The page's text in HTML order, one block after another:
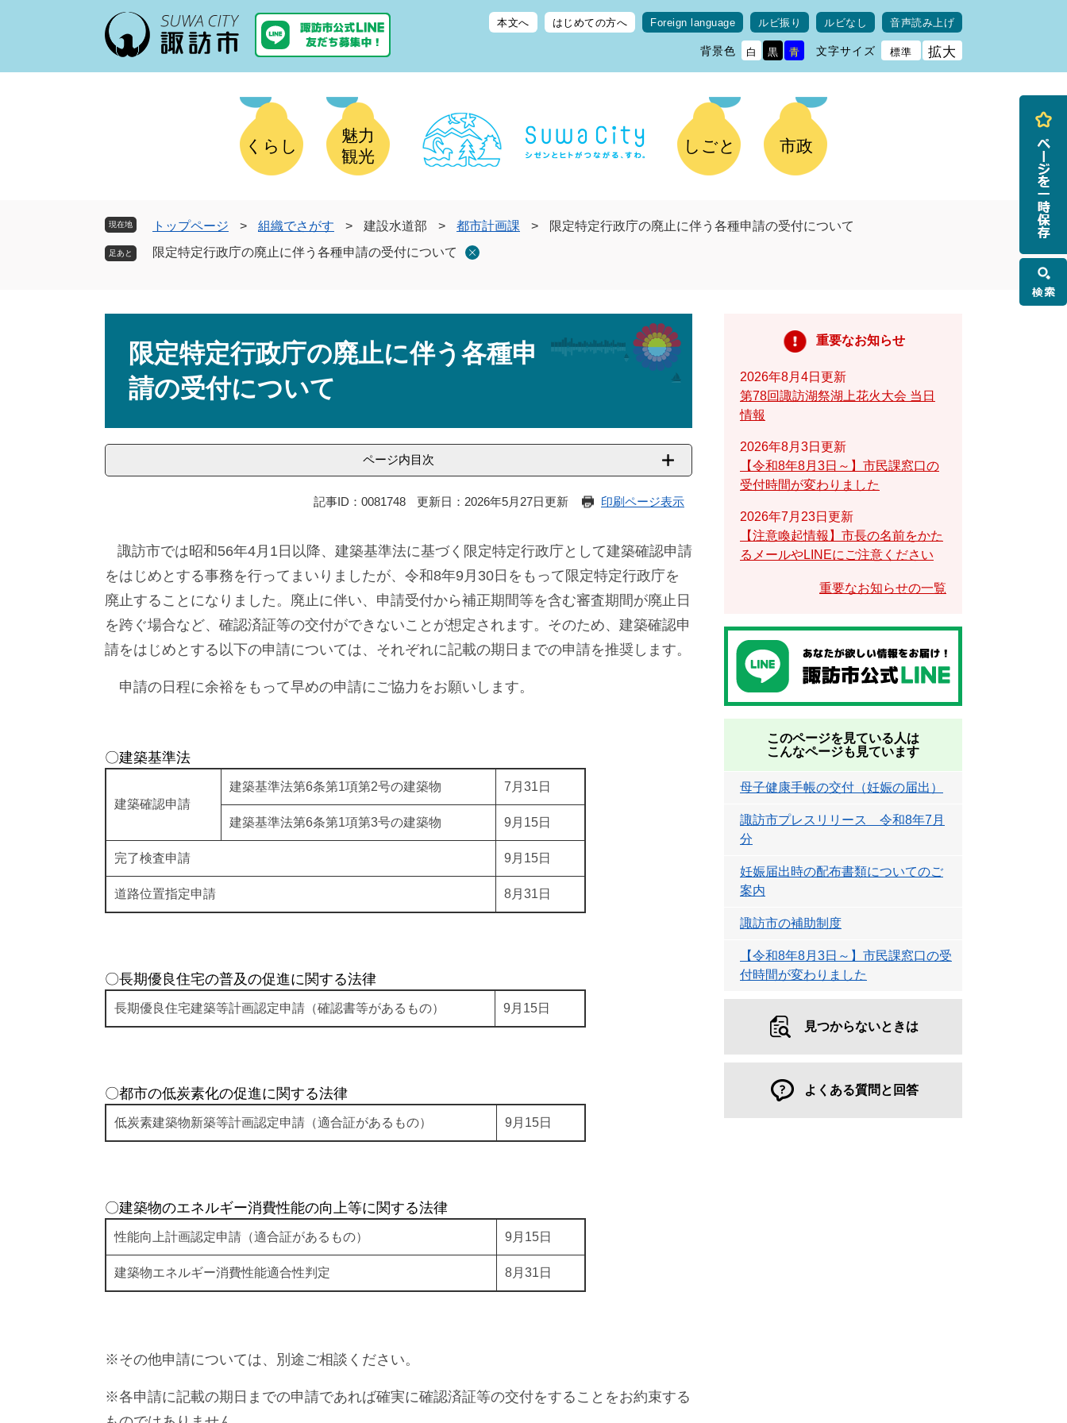
本文へ はじめての方へ Foreign language ルビ振り ルビなし 音声読み上げ
背景色 白 黒 青 文字サイズ 標準 拡大
くらし
魅力
観光
しごと 市政
現在地 トップページ > 組織でさがす > 建設水道部 > 都市計画課 >
限定特定行政庁の廃止に伴う各種申請の受付について
限定特定行政庁の廃止に伴う各種申請の受付について
限定特定行政庁の廃止に伴う各種申
請の受付について
ページ内目次
記事ID：0081748 更新日：2026年5月27日更新 印刷ページ表示
諏訪市では昭和56年4月1日以降、建築基準法に基づく 限定特定行政庁として建築確認申請
をはじめとする事務を行ってまいりましたが、令和8年9月30日をもって限定特定行政庁を
廃止することになりました。廃止に伴い、申請受付から補正期間等を含む審査期間が廃止日
を跨ぐ場合など、確認済証等の交付ができないことが想定されます。そのため、建築確認申
請をはじめとする以下の申請については、それぞれに記載の期日までの申請を推奨します。
申請の日程に余裕をもって早めの申請にご協力をお願いします。
〇建築基準法
建築確認申請
建築基準法第6条第1項第2号の建築物 7月31日
建築基準法第6条第1項第3号の建築物 9月15日
完了検査申請 9月15日
道路位置指定申請 8月31日
〇長期優良住宅の普及の促進に関する法律
長期優良住宅建築等計画認定申請（確認書等があるもの） 9月15日
〇都市の低炭素化の促進に関する法律
低炭素建築物新築等計画認定申請（適合証があるもの） 9月15日
〇建築物のエネルギー消費性能の向上等に関する法律
性能向上計画認定申請（適合証があるもの） 9月15日
建築物エネルギー消費性能適合性判定 8月31日
※その他申請については、別途ご相談ください。
※各申請に記載の期日までの申請であれば確実に確認済証等の交付をすることをお約束する
重要なお知らせ
2026年8月4日更新
第78回諏訪湖祭湖上花火大会 当日
情報
2026年8月3日更新
【令和8年8月3日～】市民課窓口の
受付時間が変わりました
2026年7月23日更新
【注意喚起情報】市長の名前をかた
るメールやLINEにご注意ください
重要なお知らせの一覧
このページを見ている人は
こんなページも見ています
母子健康手帳の交付（妊娠の届出）
諏訪市プレスリリース 令和8年7月
分
妊娠届出時の配布書類についてのご
案内
諏訪市の補助制度
【令和8年8月3日～】市民課窓口の受
付時間が変わりました
見つからないときは
よくある質問と回答